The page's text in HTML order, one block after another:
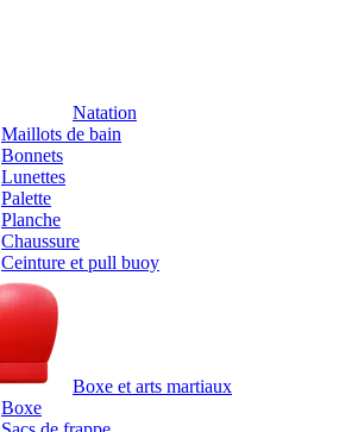
Natation
Maillots de bain
Bonnets
Lunettes
Palette
Planche
Chaussure
Ceinture et pull buoy
Boxe et arts martiaux
Boxe